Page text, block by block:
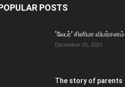
POSTS
‘லேபர்’ சினிமா விமர்சனம்
December 25, 2021
The story of parents